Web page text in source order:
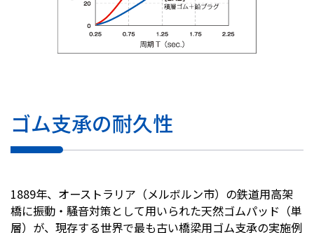
ゴム支承の耐久性
1889年、オーストラリア（メルボルン市）の鉄道用高架
橋に振動・騒音対策として用いられた天然ゴムパッド（単
層）が、現存する世界で最も古い橋梁用ゴム支承の実施例